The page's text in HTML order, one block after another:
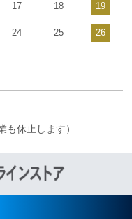
17 18 19
24 25 26
も休止します）